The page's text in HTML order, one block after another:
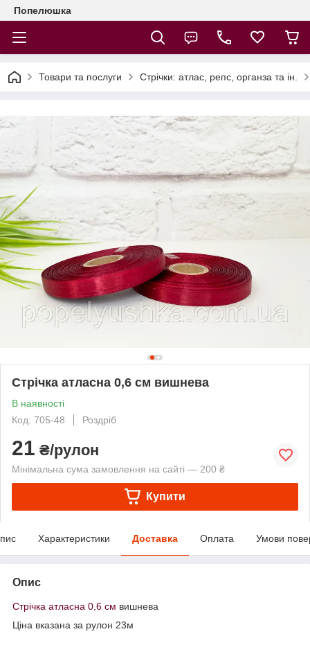
Попелюшка
Товари та послуги Стрічки: атлас, репс, органза та ін.
Стрічка атласна 0,6 см вишнева
В наявності
Код: 705-48
Роздріб
21 ₴/рулон
Мінімальна сума замовлення на сайті — 200 ₴
Купити
Характеристики Доставка Оплата Умови
Опис
Стрічка атласна 0,6 см вишнева
Ціна вказана за рулон 23м